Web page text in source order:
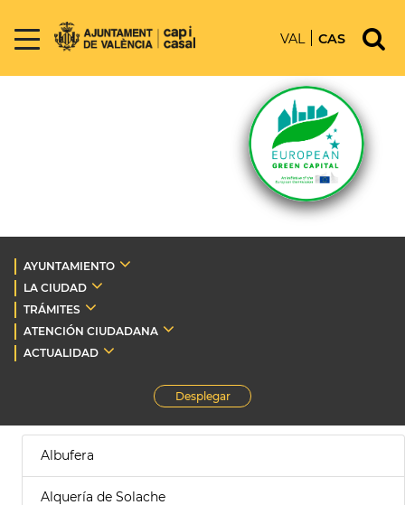
VAL CAS
AYUNTAMIENTO
LA CIUDAD
TRÁMITES
ATENCIÓN CIUDADANA
ACTUALIDAD
Desplegar
Albufera
Alquería de Solache